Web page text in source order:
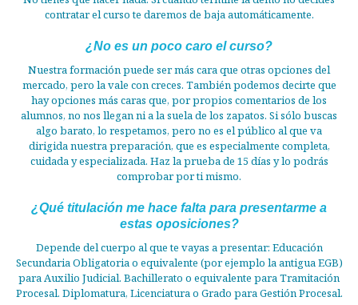
contratar el curso te daremos de baja automáticamente.
¿No es un poco caro el curso?
Nuestra formación puede ser más cara que otras opciones del
mercado, pero la vale con creces. También podemos decirte que
hay opciones más caras que, por propios comentarios de los
alumnos, no nos llegan ni a la suela de los zapatos. Si sólo buscas
algo barato, lo respetamos, pero no es el público al que va
dirigida nuestra preparación, que es especialmente completa,
cuidada y especializada. Haz la prueba de 15 días y lo podrás
comprobar por ti mismo.
¿Qué titulación me hace falta para presentarme a
estas oposiciones?
Depende del cuerpo al que te vayas a presentar: Educación
Secundaria Obligatoria o equivalente (por ejemplo la antigua EGB)
para Auxilio Judicial. Bachillerato o equivalente para Tramitación
Procesal. Diplomatura, Licenciatura o Grado para Gestión Procesal.